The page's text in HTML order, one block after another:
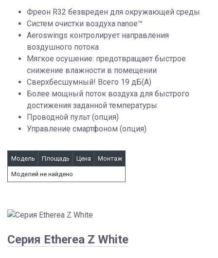
Фреон R32 безвреден для окружающей среды
Систем очистки воздуха nanoe™
Aeroswings контролирует направления
воздушного потока
Мягкое осушение: предотвращает быстрое
снижение влажности в помещении
Сверхбесшумный! Всего 19 дБ(А)
Более мощный поток воздуха для быстрого
достижения заданной температуры
Проводной пульт (опция)
Управление смартфоном (опция)
Модель Площадь Цена Монтаж
Моделей не найдено
Серия Etherea Z White